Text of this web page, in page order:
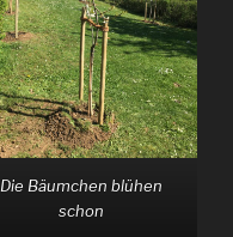
Die Bäumchen blühen
schon